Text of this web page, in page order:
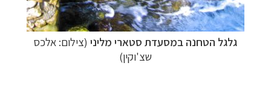
גלגל הטחנה במסעדת סטארי מליני (צילום: אלכס
שצ'וקין)
מסלולים מוכנים ב-11 יעדים –לחצו לבחירת המסלול
המתאים לכם »
מעטפת לוגיסטית מלאה: מלונות, רכב ופעילויות